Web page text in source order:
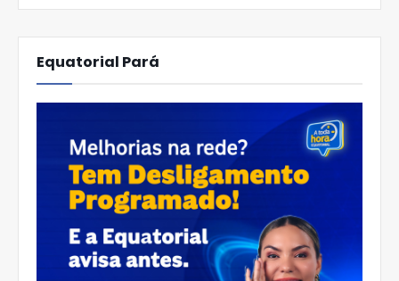
Equatorial Pará